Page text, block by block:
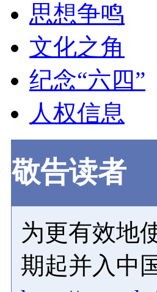
思想争鸣
文化之角
纪念“六四”
人权信息
敬告读者
为更有效地
期起并入中